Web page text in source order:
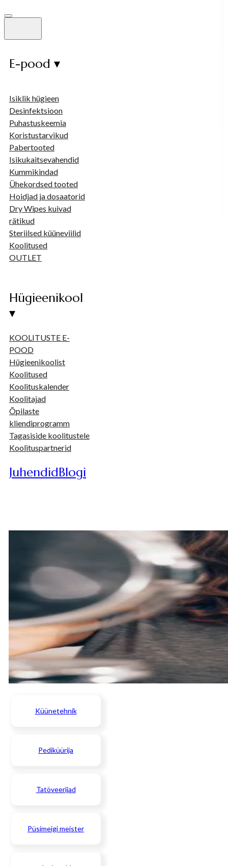
E-pood ▾
Isiklik hügieen
Desinfektsioon
Puhastuskeemia
Koristustarvikud
Pabertooted
Isikukaitsevahendid
Kummikindad
Ühekordsed tooted
Hoidjad ja dosaatorid
Dry Wipes kuivad
rätikud
Steriilsed küüneviilid
Koolitused
OUTLET
Hügieenikool
▾
KOOLITUSTE E-
POOD
Hügieenikoolist
Koolitused
Koolituskalender
Koolitajad
Õpilaste
kliendiprogramm
Tagasiside koolitustele
Koolituspartnerid
JuhendidBlogi
Küünetehnik
Pediküürija
Tatöveerijad
Püsimeigi meister